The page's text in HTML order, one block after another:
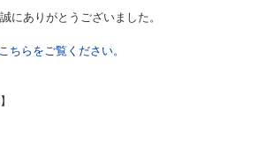
にありがとうございました。
ちらをご覧ください。